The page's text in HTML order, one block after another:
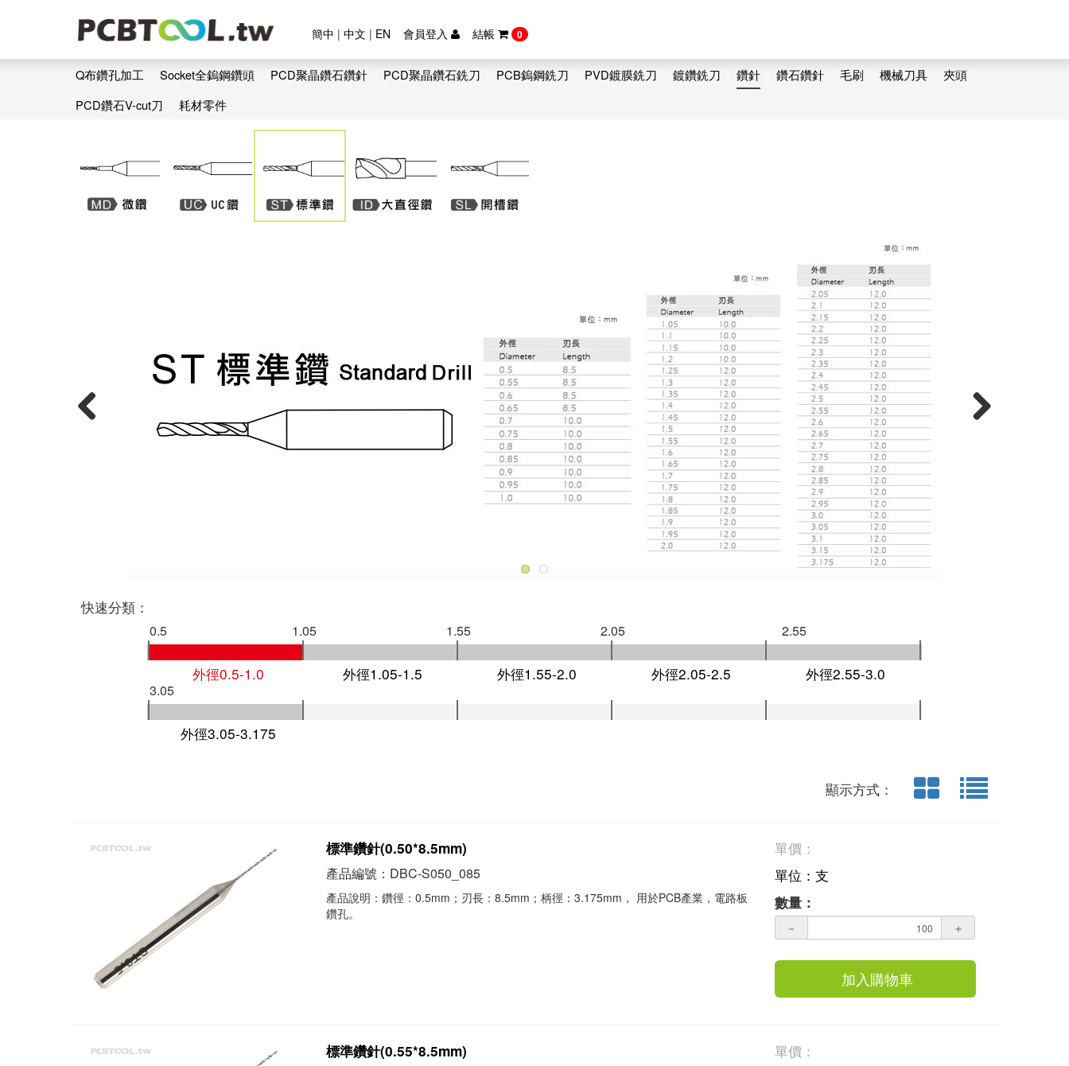
簡中 | 中文 | EN 會員登入 結帳 0
Q布鑽孔加工 Socket全鎢鋼鑽頭 PCD聚晶鑽石鑽針 PCD聚晶鑽石銑刀 PCB鎢鋼銑刀 PVD鍍膜銑刀 鍍鑽銑刀 鑽針 鑽石鑽針 毛刷 機械刀具
夾頭
PCD鑽石V-cut刀
耗材零件
快速分類：
0.5
外徑0.5-1.0
1.05
外徑1.05-1.5
1.55
外徑1.55-2.0
2.05
外徑2.05-2.5
2.55
外徑2.55-3.0
3.05
外徑3.05-3.175
顯示方式：
標準鑽針(0.50*8.5mm)
產品編號：DBC-S050_085
產品說明：鑽徑：0.5mm；刃長：8.5mm；柄徑：3.175mm， 用於PCB產業，電路板
鑽孔。
單價：
單位：支
數量：
－ ＋
加入購物車
標準鑽針(0.55*8.5mm)
單價：